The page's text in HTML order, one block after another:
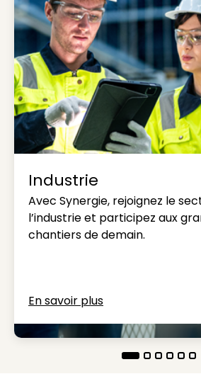
Industrie
Avec Synergie, rejoignez le
l’industrie et participez aux
chantiers de demain.
En savoir plus